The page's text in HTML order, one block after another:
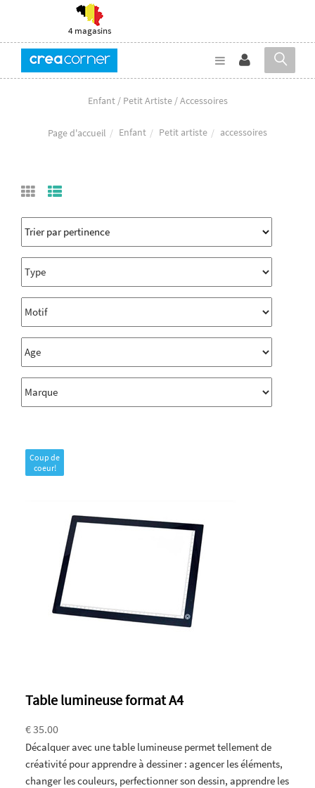
4 magasins
Enfant / Petit Artiste / Accessoires
Page d'accueil Enfant Petit artiste accessoires
Coup de
coeur!
Table lumineuse format A4
€ 35.00
Décalquer avec une table lumineuse permet tellement de
créativité pour apprendre à dessiner : agencer les éléments,
changer les couleurs, perfectionner son dessin, apprendre les